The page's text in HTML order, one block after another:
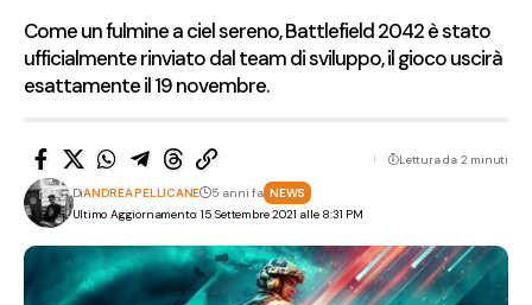
Come un fulmine a ciel sereno, Battlefield 2042 è stato
ufficialmente rinviato dal team di sviluppo, il gioco uscirà
esattamente il 19 novembre.
Ultimo Aggiornamento: 15 Settembre 2021 alle 8:31 PM
DiANDREA PELLICANE 5 anni fa NEWS
Lettura da 2 minuti